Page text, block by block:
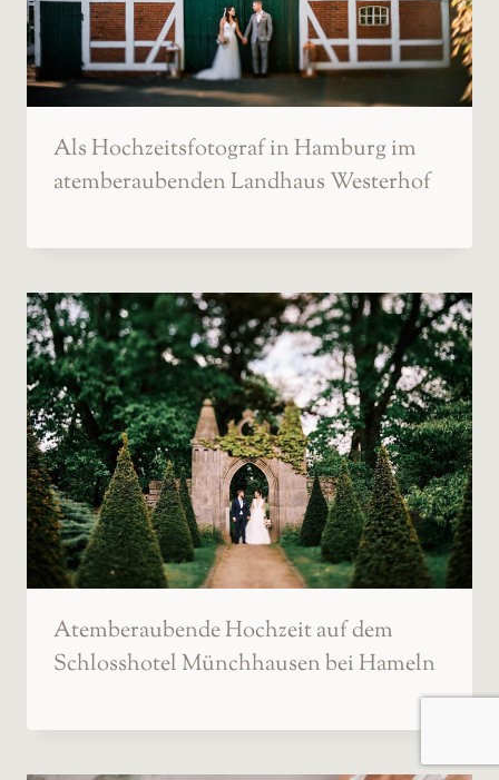
Als Hochzeitsfotograf in Hamburg im
atemberaubenden Landhaus Westerhof
Atemberaubende Hochzeit auf dem
Schlosshotel Münchhausen bei Hameln